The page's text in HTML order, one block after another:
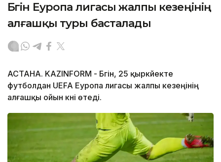
Бүгін Еуропа лигасы жалпы кезеңінің
алғашқы туры басталады
АСТАНА. KAZINFORM - Бүгін, 25 қыркүйекте
футболдан UEFA Еуропа лигасы жалпы кезеңінің
алғашқы ойын күні өтеді.